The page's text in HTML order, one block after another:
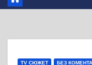
TV СЮЖЕТ БЕЗ